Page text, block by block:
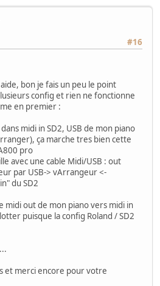
#16
bon je fais un peu le point
config et rien ne fonctionne
en premier :
midi in SD2, USB de mon piano
ça marche tres bien cette
pro
avec une cable Midi/USB : out
par USB-> vArrangeur <-
du SD2
midi out de mon piano vers midi in
puisque la config Roland / SD2
et merci encore pour votre